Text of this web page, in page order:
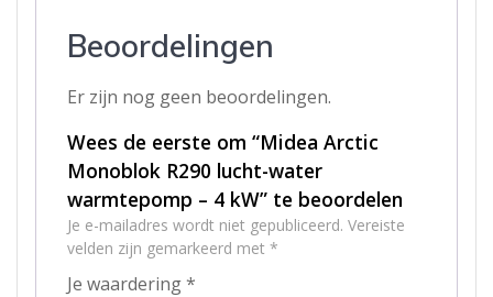
Beoordelingen
Er zijn nog geen beoordelingen.
Wees de eerste om “Midea Arctic
Monoblok R290 lucht-water
warmtepomp – 4 kW” te beoordelen
Je e-mailadres wordt niet gepubliceerd. Vereiste
velden zijn gemarkeerd met *
Je waardering*